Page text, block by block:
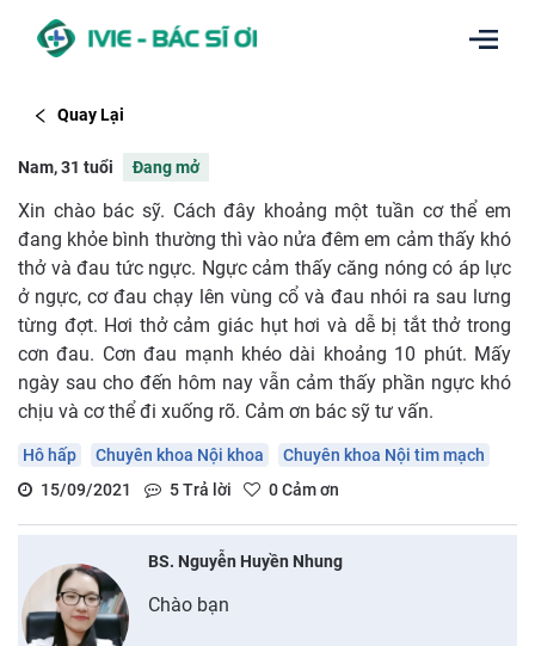
Quay Lại
Nam, 31 tuổi Đang mở
Xin chào bác sỹ. Cách đây khoảng một tuần cơ thể em
đang khỏe bình thường thì vào nửa đêm em cảm thấy khó
thở và đau tức ngực. Ngực cảm thấy căng nóng có áp lực
ở ngực, cơ đau chạy lên vùng cổ và đau nhói ra sau lưng
từng đợt. Hơi thở cảm giác hụt hơi và dễ bị tắt thở trong
cơn đau. Cơn đau mạnh khéo dài khoảng 10 phút. Mấy
ngày sau cho đến hôm nay vẫn cảm thấy phần ngực khó
chịu và cơ thể đi xuống rõ. Cảm ơn bác sỹ tư vấn.
Hô hấp Chuyên khoa Nội khoa
Chuyên khoa Nội tim mạch
15/09/2021
5Trả lời 0Cảm ơn
BS. Nguyễn Huyền Nhung
Chào bạn